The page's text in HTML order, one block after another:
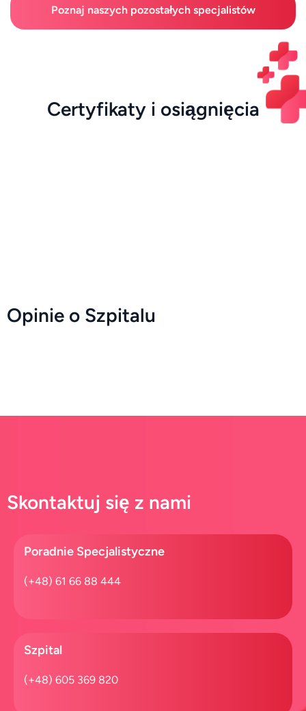
Poznaj naszych pozostałych specjalistów
Certyfikaty i osiągnięcia
Opinie o Szpitalu
Skontaktuj się z nami
Poradnie Specjalistyczne
(+48) 61 66 88 444
Szpital​
(+48) 605 369 820